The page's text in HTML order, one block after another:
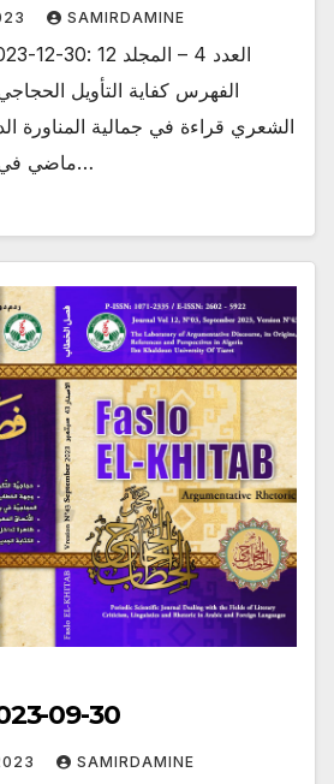
SAMIRDAMINE
الفهرس كفاية التأويل
الشعري قراءة في جمالية المناورة
ماضي في “هدية العيد” هاشمي…
3 : 2023-09-30
SAMIRDAMINE